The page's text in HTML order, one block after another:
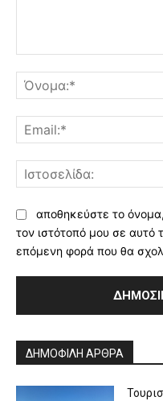
αποθηκεύστε το
τον ιστότοπό μου σε αυτό
επόμενη φορά που θα
ΔΗΜΟΦΙΛΗ ΑΡΘΡΑ